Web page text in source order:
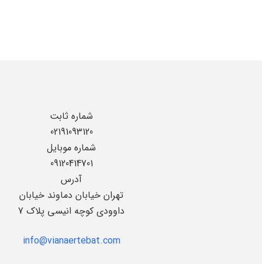
شماره ثابت
02191093120
شماره موبایل
09120414701
آدرس
تهران خیابان دماوند خیابان
داوودی کوچه انیسی پلاک 7
info@vianaertebat.com